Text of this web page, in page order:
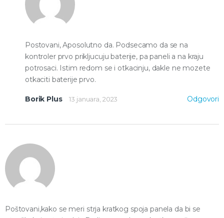
Postovani, Aposolutno da. Podsecamo da se na
kontroler prvo prikljucuju baterije, pa paneli a na kraju
potrosaci. Istim redom se i otkacinju, dakle ne mozete
otkaciti baterije prvo.
Borik Plus 13 januara, 2023 Odgovori
Poštovani,kako se meri strja kratkog spoja panela da bi se